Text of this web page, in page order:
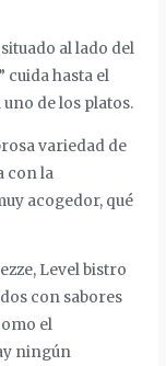
al lado del
cuida hasta el
de los platos.
variedad de
con la
acogedor, qué
, Level bistro
con sabores
el
ningún